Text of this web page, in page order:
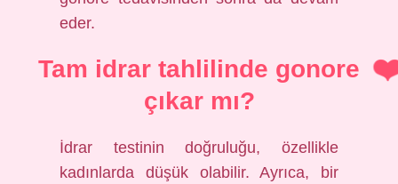
eder.
Tam idrar tahlilinde gonore
çıkar mı?
İdrar testinin doğruluğu, özellikle
kadınlarda düşük olabilir. Ayrıca, bir